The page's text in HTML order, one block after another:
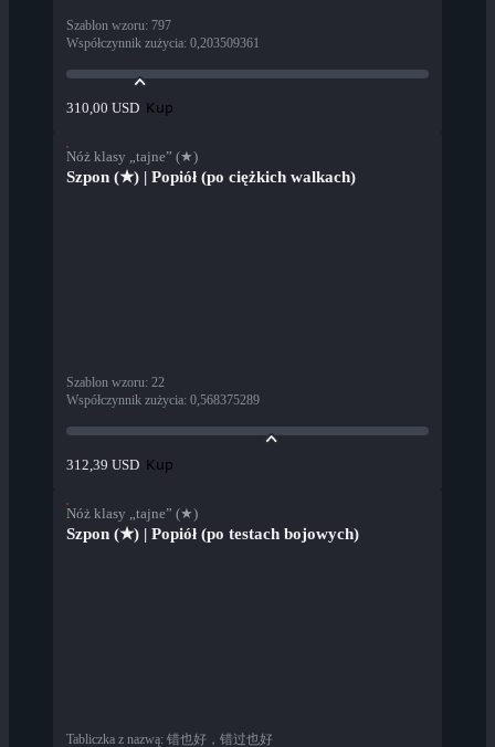
Szablon wzoru: 797
Współczynnik zużycia: 0,203509361
310,00 USD Kup
Nóż klasy „tajne” (★)
Szpon (★) | Popiół (po ciężkich walkach)
Szablon wzoru: 22
Współczynnik zużycia: 0,568375289
312,39 USD Kup
Nóż klasy „tajne” (★)
Szpon (★) | Popiół (po testach bojowych)
Tabliczka z nazwą: 错也好，错过也好